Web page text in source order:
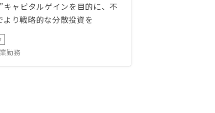
キャピタルゲインを目的に、不
より戦略的な分散投資を
勤務